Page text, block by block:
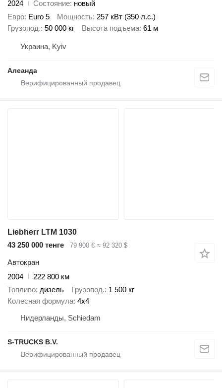
2024
Состояние новый
Евро Euro 5 Мощность 257 кВт (350 л.с.)
Грузопод. 50 000 кг Высота подъема 61 м
Украина, Kyiv
Алеанда
Liebherr LTM 1030
43 250 000 тенге
79 900 € ≈ 92 320 $
Автокран
2004
222 800 км
Топливо дизель Грузопод. 1 500 кг
Колесная формула 4x4
Нидерланды, Schiedam
S-TRUCKS B.V.